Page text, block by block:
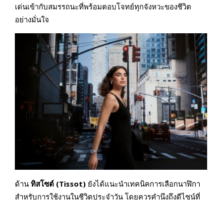
เด่นเข้ากับสมรรถนะที่พร้อมตอบโจทย์ทุกจังหวะของชีวิต
อย่างมั่นใจ
ด้าน ทิสโซต์ (Tissot) ยังได้แนะนำเทคนิคการเลือกนาฬิกา
สำหรับการใช้งานในชีวิตประจำวัน โดยควรคำนึงถึงดีไซน์ที่